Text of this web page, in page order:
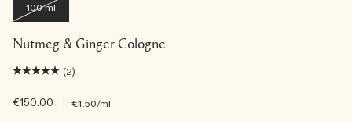
100 ml
Nutmeg & Ginger Cologne
(2)
€150.00 €1.50/ml